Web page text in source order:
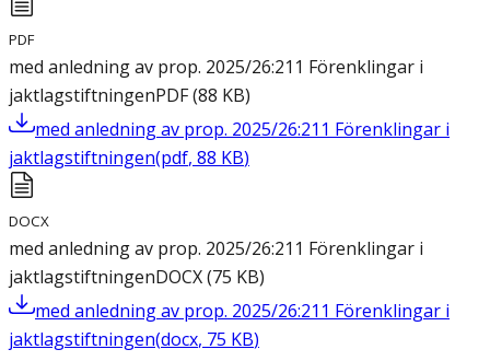
PDF
med anledning av prop. 2025/26:211 Förenklingar i
jaktlagstiftningenPDF(88 KB)
med anledning av prop. 2025/26:211 Förenklingar i
jaktlagstiftningen(pdf, 88 KB)
DOCX
med anledning av prop. 2025/26:211 Förenklingar i
jaktlagstiftningenDOCX(75 KB)
med anledning av prop. 2025/26:211 Förenklingar i
jaktlagstiftningen(docx, 75 KB)